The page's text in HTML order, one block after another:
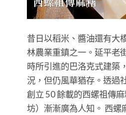
昔日以稻米、醬油還有大
林農業重鎮之一。延平老
時所引進的巴洛克式建築
況，但仍風華猶存。透過
創立 50 餘載的西螺祖傳
坊）漸漸廣為人知。 西螺